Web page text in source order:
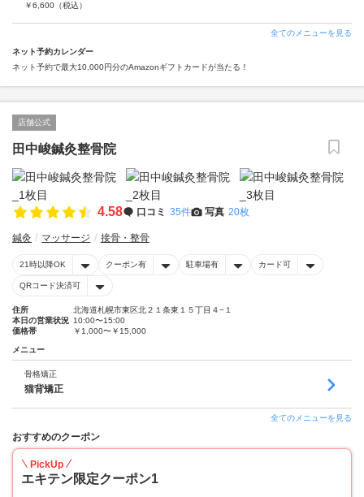
￥6,600 （税込）
全てのメニューを見る
ネット予約カレンダー
ネット予約で最大10,000円分のAmazonギフトカードが当たる！
店舗公式
田中峻鍼灸整骨院
4.58 口コミ 35件 写真 20枚
鍼灸 マッサージ 接骨・整骨
21時以降OK クーポン有 駐車場有 カード可
QRコード決済可
住所
北海道札幌市東区北２１条東１５丁目４−１
本日の営業状況 10:00〜15:00
価格帯
￥1,000〜￥15,000
メニュー
骨格矯正
猫背矯正
全てのメニューを見る
おすすめのクーポン
PickUp
エキテン限定クーポン1